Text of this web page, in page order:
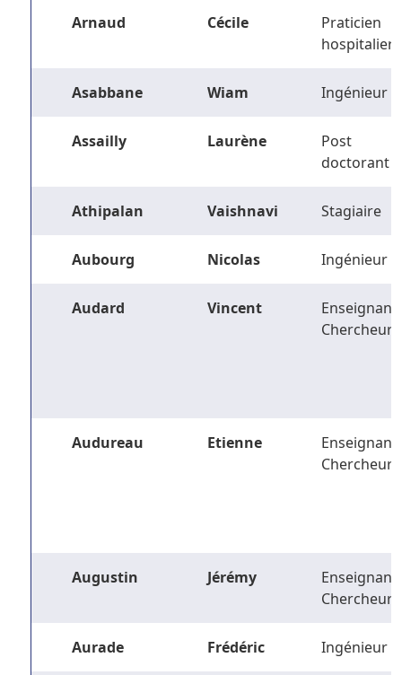
Arnaud Cécile
Praticien
hospitalier
Asabbane Wiam Ingénieur
Assailly Laurène
Post
doctorant
Athipalan Vaishnavi Stagiaire
Aubourg Nicolas Ingénieur
Audard Vincent
Enseignant-
Chercheur
Audureau Etienne
Enseignant-
Chercheur
Augustin Jérémy
Enseignant-
Chercheur
Aurade Frédéric Ingénieur